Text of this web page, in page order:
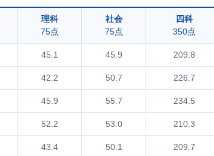
理科
75点
社会
75点
四科
350点
45.1 45.9 209.8
42.2 50.7 226.7
45.9 55.7 234.5
52.2 53.0 210.3
43.4 50.1 209.7